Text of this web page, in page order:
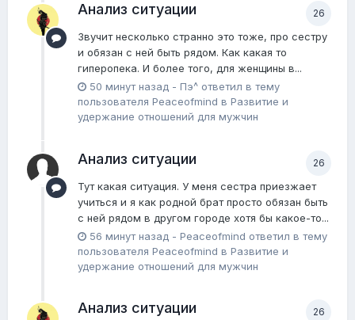
26
Анализ ситуации
Звучит несколько странно это тоже, про сестру
и обязан с ней быть рядом. Как какая то
гиперопека. И более того, для женщины в...
50 минут назад - Пэ^ ответил в тему
пользователя Peaceofmind в Pазвитие и
удержание отношений для мужчин
26
Анализ ситуации
Тут какая ситуация. У меня сестра приезжает
учиться и я как родной брат просто обязан быть
с ней рядом в другом городе хотя бы какое-то...
56 минут назад - Peaceofmind ответил в тему
пользователя Peaceofmind в Pазвитие и
удержание отношений для мужчин
26
Анализ ситуации